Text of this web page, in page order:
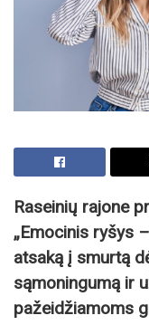
Raseinių rajone
„Emocinis ryšys
atsaką į smurtą
sąmoningumą ir
pažeidžiamoms